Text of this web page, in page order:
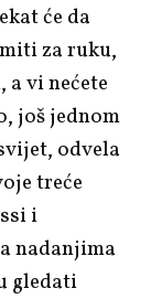
će da
za ruku,
vi nećete
još jednom
odvela
treće
i
nadanjima
gledati